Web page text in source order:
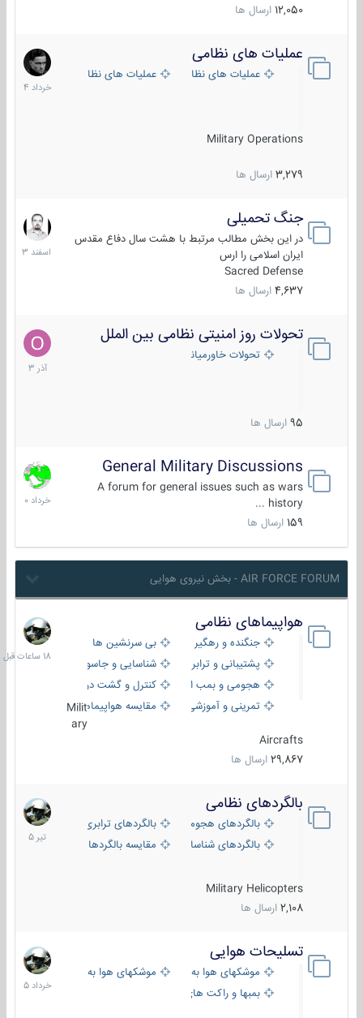
12,050 ارسال ها
عملیات های نظامی
عملیات های نظامی ایرانعملیات های نظامی خارجی
Military Operations
3,279 ارسال ها
5
خرداد
1404
جنگ تحمیلی
در این بخش مطالب مرتبط با هشت سال دفاع مقدس
ایران اسلامی را ارس
Sacred Defense
4,637 ارسال ها
20
اسفند
1403
تحولات روز امنیتی نظامی بین الملل
تحولات خاورمیانه
95 ارسال ها
21
آذر
1403
General Military Discussions
A forum for general issues such as wars
history ...
159 ارسال ها
10
خرداد
1400
AIR FORCE FORUM - بخش نیروی هوایی
هواپیماهای نظامی
جنگنده و رهگیر
بی سرنشین ها
پشتیبانی و ترابری
شناسایی و جاسوسی
هجومی و بمب افکن
کنترل و گشت دریایی
تمرینی و آموزشی
مقایسه هواپیماهاMilit
ary
Aircrafts
29,867 ارسال ها
18
ساعات
قبل
بالگردهای نظامی
بالگردهای هجومی
بالگردهای ترابری
بالگردهای شناسایی
مقایسه بالگردها
Military Helicopters
2,108 ارسال ها
22
تیر
1405
تسلیحات هوایی
موشکهای هوا به هوا
موشکهای هوا به سطح
بمبها و راکت های هوایی
30
خرداد
1405